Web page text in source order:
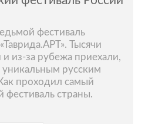
фестиваль
Тысячи
и из-за рубежа приехали,
русским
проходил самый
фестиваль страны.